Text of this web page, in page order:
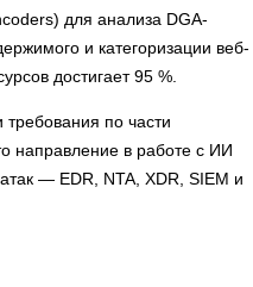
для анализа DGA-
и категоризации веб-
достигает 95 %.
по части
направление в работе с ИИ
— EDR, NTA, XDR, SIEM и